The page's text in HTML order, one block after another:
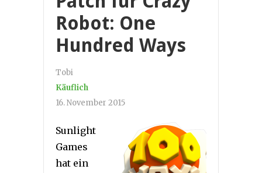
Robot: One
Hundred Ways
Tobi
Käuflich
16. November 2015
Sunlight
Games
hat ein